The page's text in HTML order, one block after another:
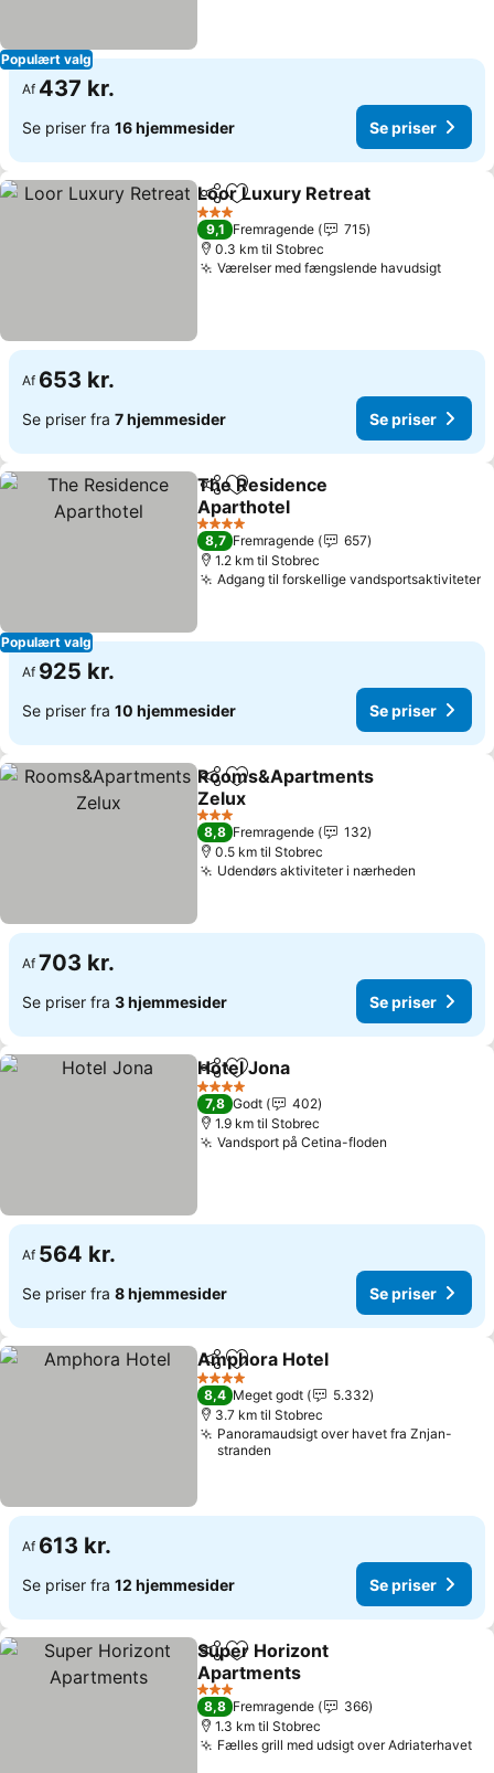
Populært valg
Af 437 kr.
Se priser fra 16 hjemmesider Se priser
Del Føj til favoritter
Loor Luxury Retreat
3 Stjerner
9,1 Fremragende
715
0.3 km til Stobrec
Værelser med fængslende havudsigt
Af 653 kr.
Se priser fra 7 hjemmesider Se priser
Populært valg
Del Føj til favoritter
The Residence
Aparthotel
4 Stjerner
8,7 Fremragende
657
1.2 km til Stobrec
Adgang til forskellige vandsportsaktiviteter
Af 925 kr.
Se priser fra 10 hjemmesider Se priser
Del Føj til favoritter
Rooms&Apartments
Zelux
3 Stjerner
8,8 Fremragende
132
0.5 km til Stobrec
Udendørs aktiviteter i nærheden
Af 703 kr.
Se priser fra 3 hjemmesider Se priser
Del Føj til favoritter
Hotel Jona
4 Stjerner
7,8 Godt
402
1.9 km til Stobrec
Vandsport på Cetina-floden
Af 564 kr.
Se priser fra 8 hjemmesider Se priser
Del Føj til favoritter
Amphora Hotel
4 Stjerner
8,4 Meget godt
5.332
3.7 km til Stobrec
Panoramaudsigt over havet fra Znjan-
stranden
Af 613 kr.
Se priser fra 12 hjemmesider Se priser
Del Føj til favoritter
Super Horizont
Apartments
3 Stjerner
8,8 Fremragende
366
1.3 km til Stobrec
Fælles grill med udsigt over Adriaterhavet